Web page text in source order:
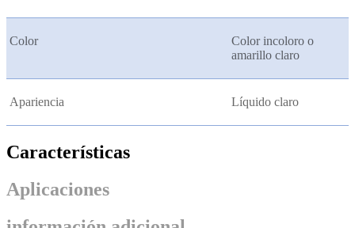
Color
Color incoloro o
amarillo claro
Apariencia Líquido claro
Características
Aplicaciones